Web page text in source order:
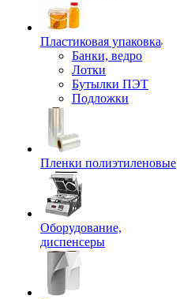
Пластиковая упаковка
Банки, ведро
Лотки
Бутылки ПЭТ
Подложки
Пленки полиэтиленовые
Оборудование,
диспенсеры